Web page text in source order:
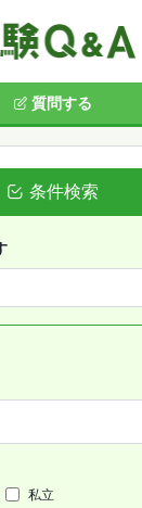
質問する
条件検索
私立